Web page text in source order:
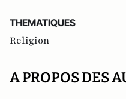
THEMATIQUES
Religion
A PROPOS DES